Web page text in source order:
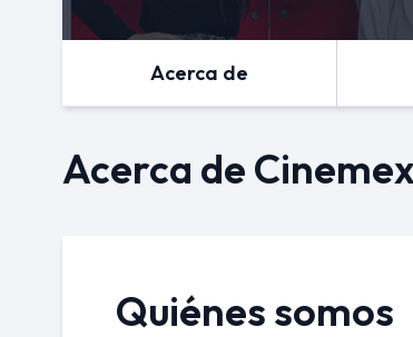
Acerca de
Acerca de
Quiénes somos